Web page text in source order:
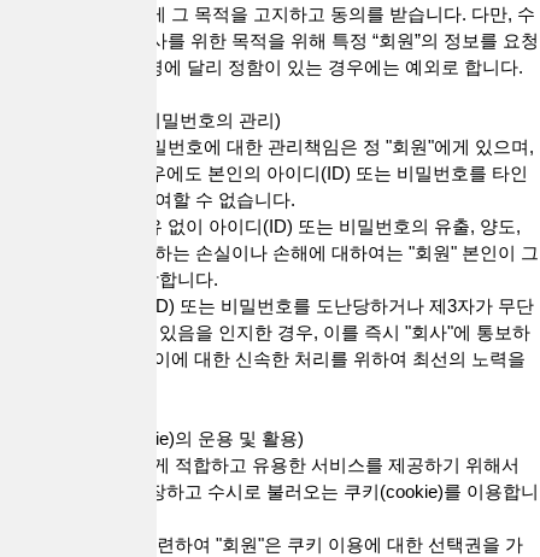
에서 당해 "회원"에게 그 목적을 고지하고 동의를 받습니다. 다만, 수
사기관에서 범죄수사를 위한 목적을 위해 특정 “회원”의 정보를 요청
한 경우 및 관련 법령에 달리 정함이 있는 경우에는 예외로 합니다.
제10조(아이디 및 비밀번호의 관리)
1. 아이디(ID) 및 비밀번호에 대한 관리책임은 정 "회원"에게 있으며,
"회원"은 어떠한 경우에도 본인의 아이디(ID) 또는 비밀번호를 타인
에게 양도하거나 대여할 수 없습니다.
2. "회사"의 귀책사유 없이 아이디(ID) 또는 비밀번호의 유출, 양도,
대여로 인하여 발생하는 손실이나 손해에 대하여는 "회원" 본인이 그
에 대한 책임을 부담합니다.
3. "회원"은 아이디(ID) 또는 비밀번호를 도난당하거나 제3자가 무단
으로 이를 사용하고 있음을 인지한 경우, 이를 즉시 "회사"에 통보하
여야 하고 "회사"는 이에 대한 신속한 처리를 위하여 최선의 노력을
제 11 조(쿠키(Cookie)의 운용 및 활용)
1."회사"는 "회원"에게 적합하고 유용한 서비스를 제공하기 위해서
"회원"의 정보를 저장하고 수시로 불러오는 쿠키(cookie)를 이용합니
2.본 조 제 1 항과 관련하여 "회원"은 쿠키 이용에 대한 선택권을 가